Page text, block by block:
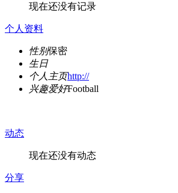
现在还没有记录
个人资料
性别保密
生日
个人主页http://
兴趣爱好Football
动态
现在还没有动态
分享